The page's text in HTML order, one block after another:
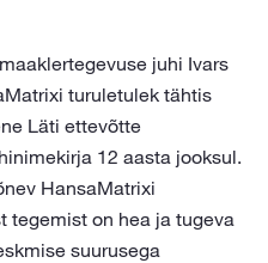
juhi Ivars
turuletulek tähtis
Läti ettevõtte
12 aasta jooksul.
HansaMatrixi
tegemist on hea ja tugeva
suurusega